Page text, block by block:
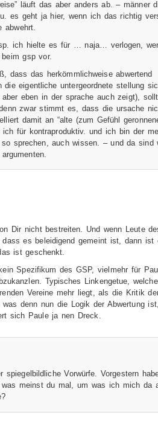
läuft das aber anders ab. – männer
es geht ja hier, wenn ich das richtig
abwehrt.
ich hielte es für … naja… verlogen,
gsp vor.
dass das herkömmlichweise abwertend
die eigentliche untergeordnete stellung
eben in der sprache auch zeigt),
zwar stimmt es, dass die ursache
damit an “alte (zum Gefühl
ich für kontraproduktiv. und ich bin der
sprechen, auch wissen. – und da sind
Dir nicht bestreiten. Und wenn Leute
es beleidigend gemeint ist, dann ist
ist geschenkt.
Spezifikum des GSP, vielmehr für
Typisches Linkengetue,
Vereine mehr liegt, als die Kritik
was denn nun die Logik der Abwertung
sich Paule ja nen Dreck.
spiegelbildliche Vorwürfe. Vorgestern
was meinst du mal, um was ich mich da